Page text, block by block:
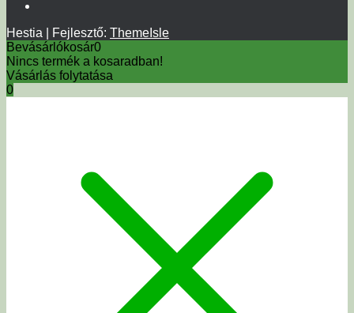
Hestia | Fejlesztő: ThemeIsle
Bevásárlókosár0
Nincs termék a kosaradban!
Vásárlás folytatása
0